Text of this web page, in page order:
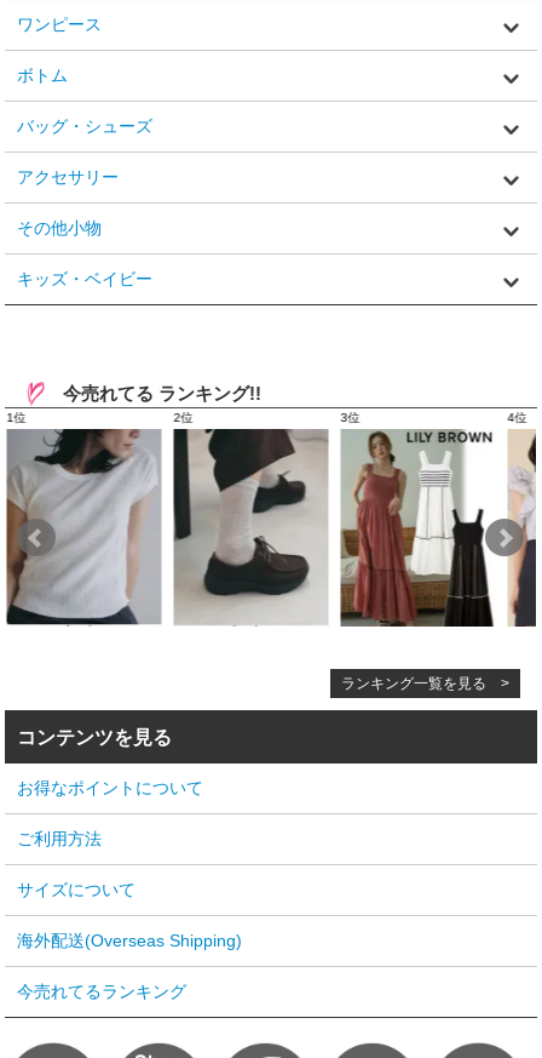
ワンピース
ボトム
バッグ・シューズ
アクセサリー
その他小物
キッズ・ベイビー
今売れてる ランキング!!
ランキング一覧を見る >
コンテンツを見る
お得なポイントについて
ご利用方法
サイズについて
海外配送(Overseas Shipping)
今売れてるランキング